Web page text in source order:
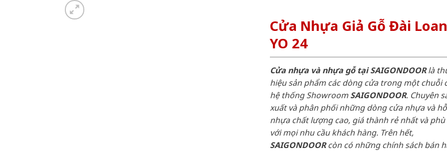
Cửa Nhựa Giả Gỗ Đài Loan
YO 24
Cửa nhựa và nhựa gỗ tại SAIGONDOORlà
hiệu sản phẩm các dòng cửa trong một chuỗi
hệ thống ShowroomSAIGONDOOR. Chuyên
xuất và phân phối những dòng cửa nhựa và
nhựa chất lượng cao, giá thành rẻ nhất và
với mọi nhu cầu khách hàng. Trên hết,
SAIGONDOORcòn có những chính sách bán